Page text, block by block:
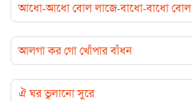
আধো-আধো বোল লাজে-বাধো-বাধো বোল
আলগা কর গো খোঁপার বাঁধন
ঐ ঘর ভুলানো সুরে